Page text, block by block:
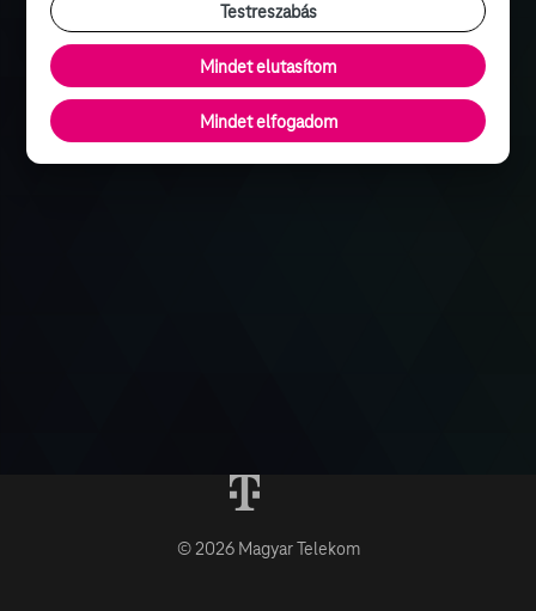
© 2026 Magyar Telekom
Testreszabás
Mindet elutasítom
Mindet elfogadom